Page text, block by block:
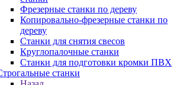
Фрезерные станки по дереву
Копировально-фрезерные станки по
дереву
Станки для снятия свесов
Круглопалочные станки
Станки для подготовки кромки ПВХ
станки